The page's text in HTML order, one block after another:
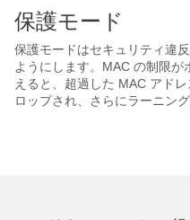
保護モード
保護モードはセキュリティ違
ようにします。MAC の制限
えると、超過した MAC アド
ロップされ、さらにラーニン